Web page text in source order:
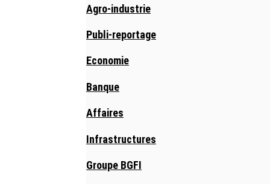
Agro-industrie
Publi-reportage
Economie
Banque
Affaires
Infrastructures
Groupe BGFI